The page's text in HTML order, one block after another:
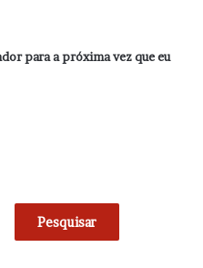
para a próxima vez que eu
Pesquisar